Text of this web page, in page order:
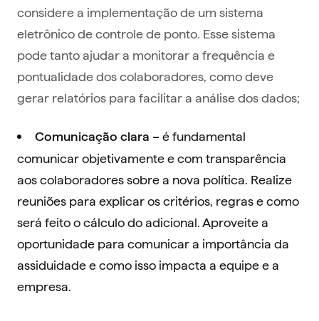
considere a implementação de um sistema
eletrônico de controle de ponto. Esse sistema
pode tanto ajudar a monitorar a frequência e
pontualidade dos colaboradores, como deve
gerar relatórios para facilitar a análise dos dados;
Comunicação clara – é fundamental
comunicar objetivamente e com transparência
aos colaboradores sobre a nova política. Realize
reuniões para explicar os critérios, regras e como
será feito o cálculo do adicional. Aproveite a
oportunidade para comunicar a importância da
assiduidade e como isso impacta a equipe e a
empresa.